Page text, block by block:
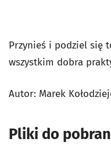
Przynieś i podziel się
wszystkim dobra
Autor: Marek
Pliki do